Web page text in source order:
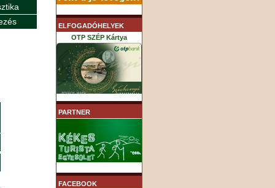
ELFOGADÓHELYEK
OTP SZÉP Kártya
K&H SZÉP Kártya
PARTNER
FACEBOOK